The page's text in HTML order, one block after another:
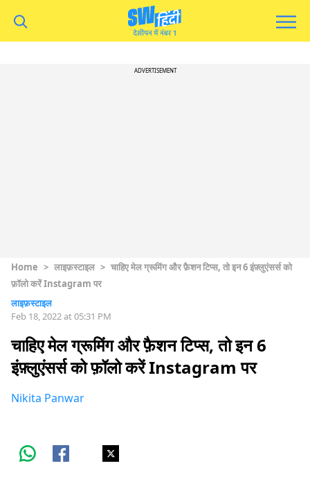
ADVERTISEMENT
Home > लाइफ़स्टाइल > चाहिए मेल ग्रूमिंग और फ़ैशन टिप्स, तो इन 6 इंफ़्लुएंसर्स को
फ़ॉलो करें Instagram पर
लाइफ़स्टाइल
Feb 18, 2022 at 05:31 PM
चाहिए मेल ग्रूमिंग और फ़ैशन टिप्स, तो इन 6
इंफ़्लुएंसर्स को फ़ॉलो करें Instagram पर
Nikita Panwar